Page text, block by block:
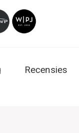
Recensies